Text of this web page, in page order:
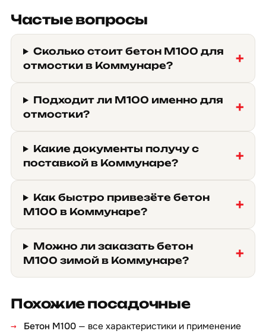
Частые вопросы
Сколько стоит бетон М100 для
отмостки в Коммунаре?
Подходит ли М100 именно для
отмостки?
Какие документы получу с
поставкой в Коммунаре?
Как быстро привезёте бетон
М100 в Коммунаре?
Можно ли заказать бетон
М100 зимой в Коммунаре?
Похожие посадочные
Бетон М100 — все характеристики и применение